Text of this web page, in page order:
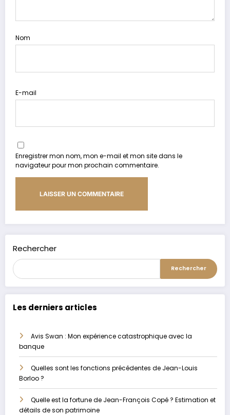
Nom
E-mail
Enregistrer mon nom, mon e-mail et mon site dans le
navigateur pour mon prochain commentaire.
Rechercher
Rechercher
Les derniers articles
Avis Swan : Mon expérience catastrophique avec la
banque
Quelles sont les fonctions précédentes de Jean-Louis
Borloo ?
Quelle est la fortune de Jean-François Copé ? Estimation et
détails de son patrimoine